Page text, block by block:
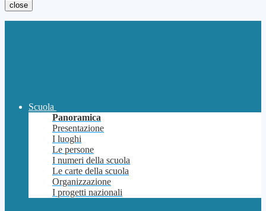
close
Scuola
Panoramica
Presentazione
I luoghi
Le persone
I numeri della scuola
Le carte della scuola
Organizzazione
I progetti nazionali